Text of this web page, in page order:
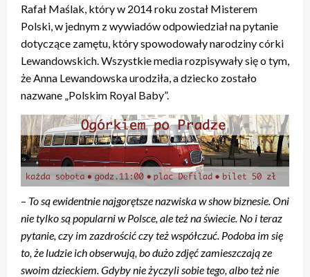
Rafał Maślak, który w 2014 roku został Misterem
Polski, w jednym z wywiadów odpowiedział na pytanie
dotyczące zamętu, który spowodowały narodziny córki
Lewandowskich. Wszystkie media rozpisywały się o tym,
że Anna Lewandowska urodziła, a dziecko zostało
nazwane „Polskim Royal Baby”.
– To są ewidentnie najgorętsze nazwiska w show biznesie. Oni
nie tylko są popularni w Polsce, ale też na świecie. No i teraz
pytanie, czy im zazdrościć czy też współczuć. Podoba im się
to, że ludzie ich obserwują, bo dużo zdjęć zamieszczają ze
swoim dzieckiem. Gdyby nie życzyli sobie tego, albo też nie